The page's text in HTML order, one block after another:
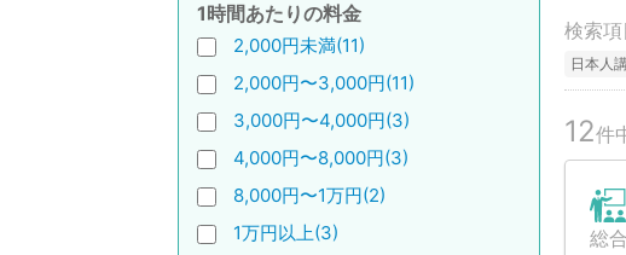
1時間あたりの料金
2,000円未満(11)
2,000円〜3,000円(11)
3,000円〜4,000円(3)
4,000円〜8,000円(3)
8,000円〜1万円(2)
1万円以上(3)
検索項
日本人
12件
総